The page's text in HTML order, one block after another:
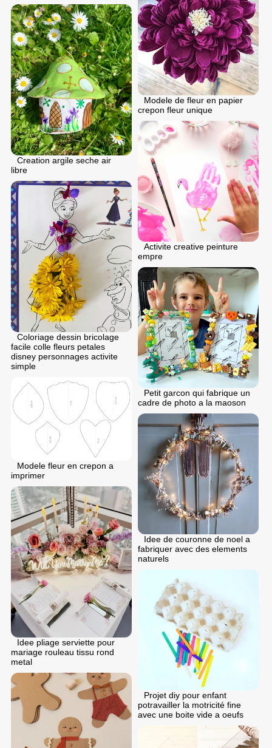
Modele de fleur en papier
crepon fleur unique
Creation argile seche air
libre
Activite creative peinture
empre
Coloriage dessin bricolage
facile colle fleurs petales
disney personnages activite
simple
Petit garcon qui fabrique un
cadre de photo a la maoson
Modele fleur en crepon a
imprimer
Idee de couronne de noel a
fabriquer avec des elements
naturels
Idee pliage serviette pour
mariage rouleau tissu rond
metal
Projet diy pour enfant
potravailler la motricité fine
avec une boite vide a oeufs